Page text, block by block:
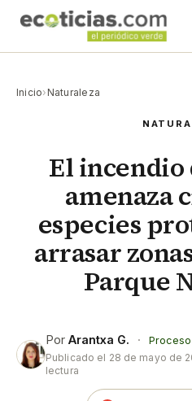
Inicio› Naturaleza
El incendio
amenaza
especies
arrasar
Parque
Por Arantxa G. ·
Publicado el 28 de mayo de
lectura